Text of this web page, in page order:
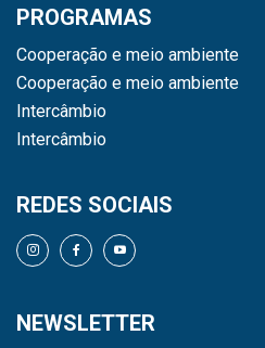
PROGRAMAS
Cooperação e meio ambiente
Cooperação e meio ambiente
Intercâmbio
Intercâmbio
REDES SOCIAIS
NEWSLETTER